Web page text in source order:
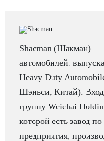
Shacman (Шакман) —
автомобилей,
Heavy Duty
Шэньси, Китай).
группу Weichai
которой есть завод
предприятия,